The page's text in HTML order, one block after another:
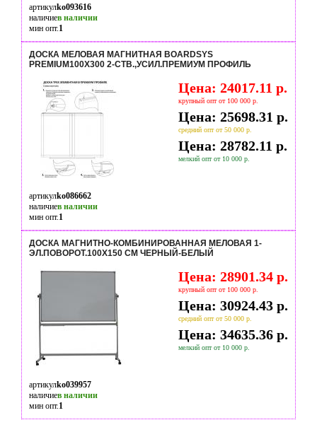
артикулko093616
наличиев наличии
мин опт.1
ДОСКА МЕЛОВАЯ МАГНИТНАЯ BOARDSYS
PREMIUM100Х300 2-СТВ.,УСИЛ.ПРЕМИУМ ПРОФИЛЬ
Цена: 24017.11 р.
крупный опт от 100 000 р.
Цена: 25698.31 р.
средний опт от 50 000 р.
Цена: 28782.11 р.
мелкий опт от 10 000 р.
артикулko086662
наличиев наличии
мин опт.1
ДОСКА МАГНИТНО-КОМБИНИРОВАННАЯ МЕЛОВАЯ 1-
ЭЛ.ПОВОРОТ.100X150 СМ ЧЕРНЫЙ-БЕЛЫЙ
Цена: 28901.34 р.
крупный опт от 100 000 р.
Цена: 30924.43 р.
средний опт от 50 000 р.
Цена: 34635.36 р.
мелкий опт от 10 000 р.
артикулko039957
наличиев наличии
мин опт.1